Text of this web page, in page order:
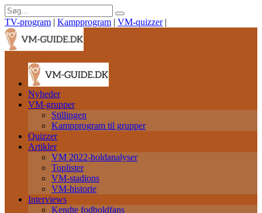
TV-program | Kampprogram | VM-quizzer |
Nyheder
VM-grupper
Stillingen
Kampprogram til grupper
Quizzer
Artikler
VM 2022-holdanalyser
Toplister
VM-stadions
VM-historie
Interviews
Kendte fodboldfans